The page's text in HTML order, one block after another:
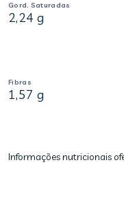
Gord. Saturadas
2,24 g
Fibras
1,57 g
Informações nutricionais